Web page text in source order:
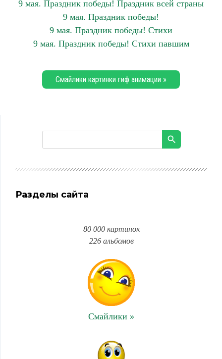
9 мая. Праздник победы! Праздник всей страны
9 мая. Праздник победы!
9 мая. Праздник победы! Стихи
9 мая. Праздник победы! Стихи павшим
Смайлики картинки гиф анимации »
Разделы сайта
80 000 картинок
226 альбомов
Смайлики »